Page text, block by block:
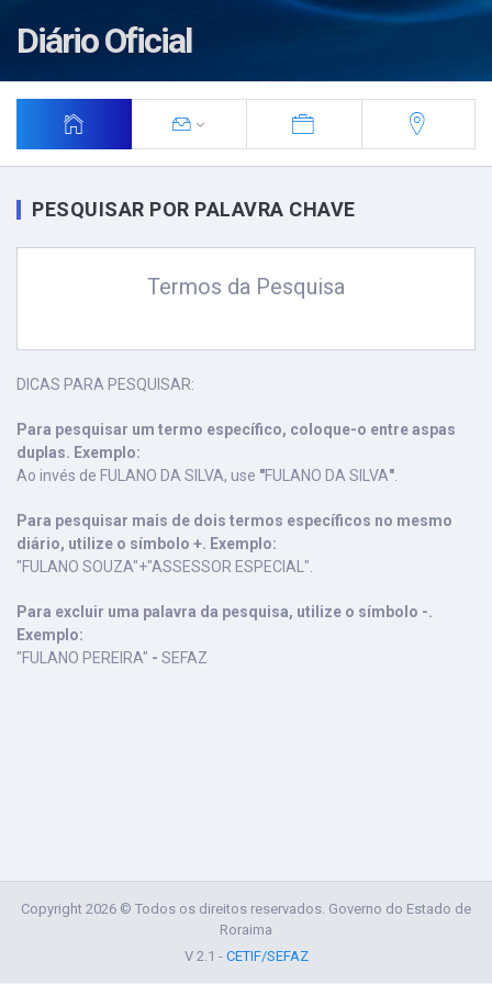
Diário Oficial
PESQUISAR POR PALAVRA CHAVE
Termos da Pesquisa
DICAS PARA PESQUISAR:
Para pesquisar um termo específico, coloque-o entre aspas
duplas. Exemplo:
Ao invés de FULANO DA SILVA, use "FULANO DA SILVA"
Para pesquisar mais de dois termos específicos no mesmo
diário, utilize o símbolo +. Exemplo:
"FULANO SOUZA"+"ASSESSOR ESPECIAL".
Para excluir uma palavra da pesquisa, utilize o símbolo -.
Exemplo:
"FULANO PEREIRA" - SEFAZ
Copyright 2026 © Todos os direitos reservados. Governo do Estado de
Roraima
V 2.1 - CETIF/SEFAZ